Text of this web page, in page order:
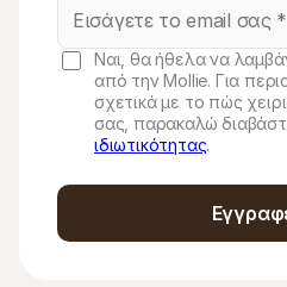
Ναι, θα ήθελα να
από την Mollie. Για
σχετικά με το πώς
σας, παρακαλώ
ιδιωτικότητας.